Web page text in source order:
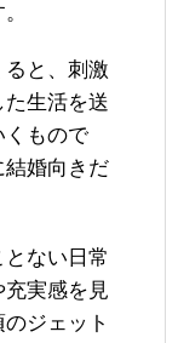
と、刺激
生活を送
くもので
結婚向きだ
ない日常
実感を見
ジェット